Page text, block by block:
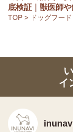
底検証｜獣医師
TOP > ドッグフード
イ